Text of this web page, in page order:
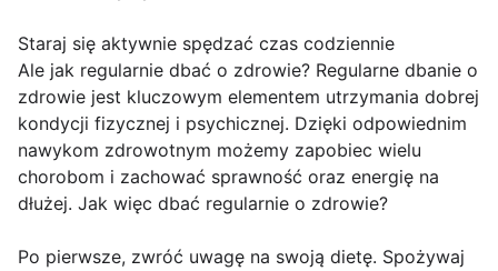
Staraj się aktywnie spędzać czas codziennie
Ale jak regularnie dbać o zdrowie? Regularne dbanie o
zdrowie jest kluczowym elementem utrzymania dobrej
kondycji fizycznej i psychicznej. Dzięki odpowiednim
nawykom zdrowotnym możemy zapobiec wielu
chorobom i zachować sprawność oraz energię na
dłużej. Jak więc dbać regularnie o zdrowie?
Po pierwsze, zwróć uwagę na swoją dietę. Spożywaj